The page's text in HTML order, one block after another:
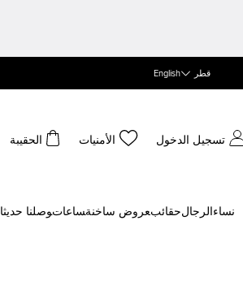
قطر English
تسجيل الدخول الأمنيات الحقيبة
نساء الرجالحقائب‍عروض ساخنة‍ساعات‍وصلنا حديثا